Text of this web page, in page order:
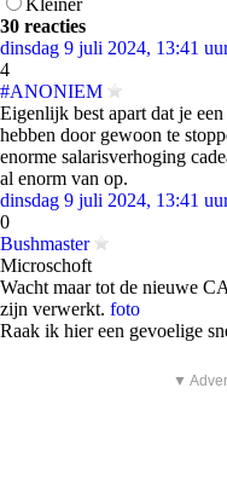
Kleiner
30 reacties
dinsdag 9 juli 2024, 13:41
4
#ANONIEM
Eigenlijk best apart dat je
hebben door gewoon te
enorme salarisverhoging
al enorm van op.
dinsdag 9 juli 2024, 13:41
0
Bushmaster
Microschoft
Wacht maar tot de nieuwe
zijn verwerkt. foto
Raak ik hier een gevoelige
▼